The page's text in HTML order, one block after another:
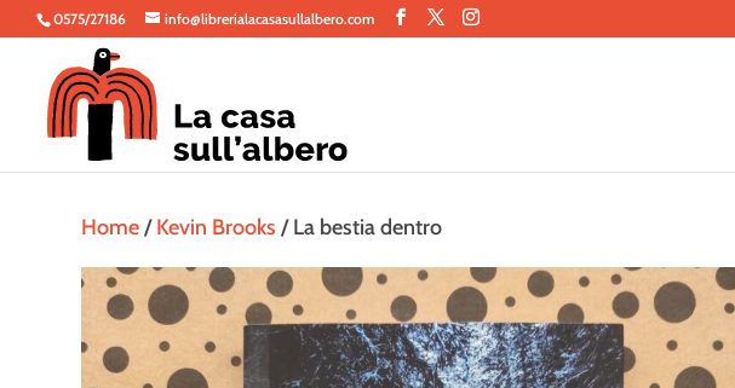
0575/27186 info@librerialacasasullalbero.com
Home/Kevin Brooks / La bestia dentro